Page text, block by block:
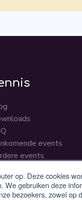
op. Deze cookies
We gebruiken deze
bezoekers, zowel op
events
events